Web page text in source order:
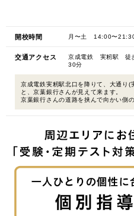
開校時間 月〜土 14:00〜
交通アクセス
京成電鉄 実籾駅 徒
30分
京成電鉄実籾駅北口を降りて、大通り(
と、京葉銀行さんが見えて来ます。
京葉銀行さんの道路を挟んで向かい側